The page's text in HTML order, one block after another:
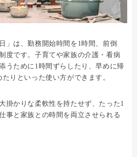
」は、勤務開始時間を1時間、前倒
度です。子育てや家族の介護・看病
うために1時間ずらしたり、早めに帰
りといった使い方ができます。
掛かりな柔軟性を持たせず、たった1
事と家族との時間を両立させられる